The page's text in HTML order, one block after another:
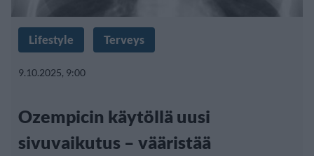
Lifestyle Terveys
9.10.2025, 9:00
Ozempicin käytöllä uusi
sivuvaikutus – vääristää